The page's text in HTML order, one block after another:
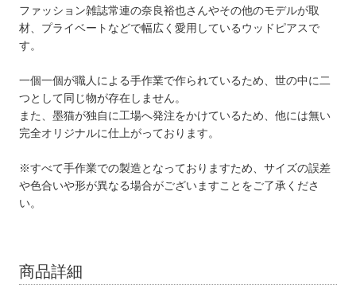
ファッション雑誌常連の奈良裕也さんやその他のモデルが取
材、プライベートなどで幅広く愛用しているウッドピアスで
す。
一個一個が職人による手作業で作られているため、世の中に二
つとして同じ物が存在しません。
また、墨猫が独自に工場へ発注をかけているため、他には無い
完全オリジナルに仕上がっております。
※すべて手作業での製造となっておりますため、サイズの誤差
や色合いや形が異なる場合がございますことをご了承くださ
い。
商品詳細